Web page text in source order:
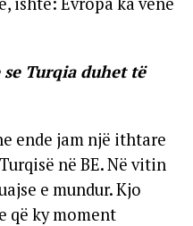
se Turqia duhet të
ende jam një ithtare
në BE. Në vitin
e mundur. Kjo
që ky moment